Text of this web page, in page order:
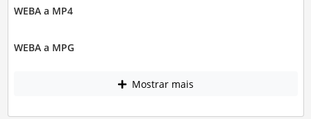
WEBA a MP4
WEBA a MPG
Mostrar mais